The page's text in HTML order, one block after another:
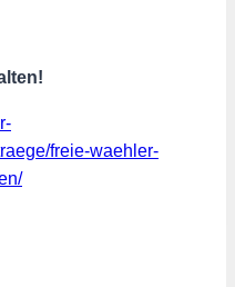
freie-waehler-